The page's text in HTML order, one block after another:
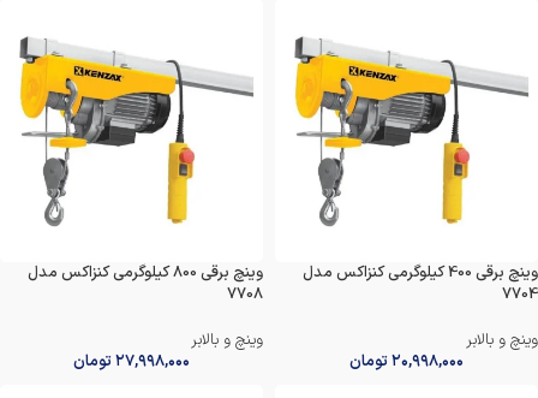
وینچ برقی 400 کیلوگرمی کنزاکس مدل
7704
وینچ و بالابر
۲۰,۹۹۸,۰۰۰تومان
وینچ برقی 800 کیلوگرمی کنزاکس مدل
7708
وینچ و بالابر
۲۷,۹۹۸,۰۰۰تومان